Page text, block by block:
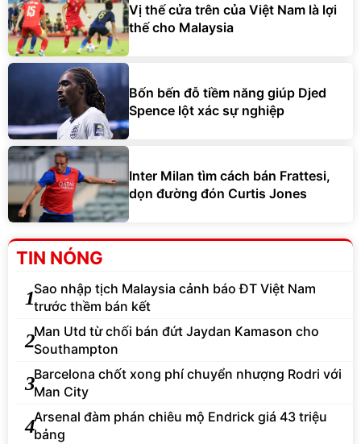
Vị thế cửa trên của Việt Nam là lợi
thế cho Malaysia
Bốn bến đỗ tiềm năng giúp Djed
Spence lột xác sự nghiệp
Inter Milan tìm cách bán Frattesi,
dọn đường đón Curtis Jones
TIN NÓNG
1Sao nhập tịch Malaysia cảnh báo ĐT Việt Nam
trước thềm bán kết
2Man Utd từ chối bán đứt Jaydan Kamason cho
Southampton
3Barcelona chốt xong phí chuyển nhượng Rodri với
Man City
4Arsenal đàm phán chiêu mộ Endrick giá 43 triệu
bảng